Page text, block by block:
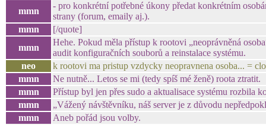
mmn
- pro konkrétní potřebné úkony předat konkrétním
strany (forum, emaily aj.).
mmn
[/quote]
mmn
Hehe. Pokud měla přístup k rootovi „neoprávněná
audit konfiguračních souborů a reinstalace systému.
neo
k rootovi ma pristup vzdycky neopravnena osoba... =
mmn
Ne nutně... Letos se mi (tedy spíš mé ženě) roota ztratit.
mmn
Přístup byl jen přes sudo a aktualisace systému rozbila
mmn
„Vážený návštěvníku, náš server je z důvodu
mmn
Aneb pořád jsou volby.